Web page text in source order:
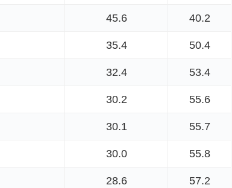
45.6 40.2
35.4 50.4
32.4 53.4
30.2 55.6
30.1 55.7
30.0 55.8
28.6 57.2